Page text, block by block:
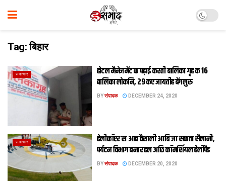
Tag:बिहार
समाचार
होटल मैनेजमेंट क पढ़ाई करती बालिका गृह क 16
बालिका लोकनि, 29 कए जायतीह बेंगलुरु
BYसंपादक DECEMBER 24, 2020
समाचार
हेलीकॉप्टर स आब वैशाली आबि जा सकता सैलानी,
पर्यटन विभाग बना रहल अछि कॉमर्शियल हेलीपैड
BYसंपादक DECEMBER 20, 2020